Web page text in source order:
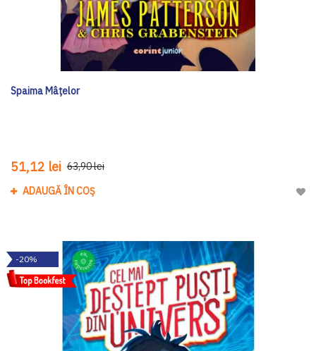
Spaima Mâțelor
51,12 lei 63,90 lei
ADAUGĂ ÎN COȘ
-20%